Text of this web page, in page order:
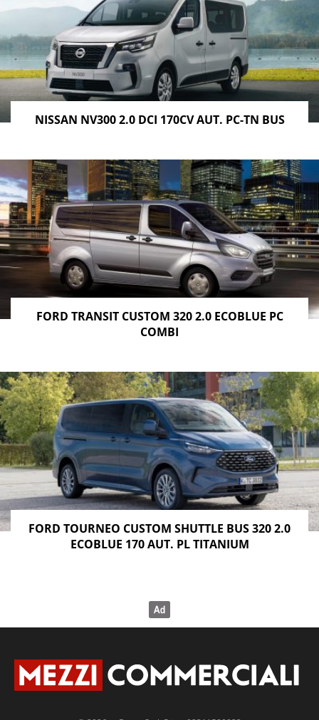
NISSAN NV300 2.0 DCI 170CV AUT. PC-TN BUS
FORD TRANSIT CUSTOM 320 2.0 ECOBLUE PC
COMBI
FORD TOURNEO CUSTOM SHUTTLE BUS 320 2.0
ECOBLUE 170 AUT. PL TITANIUM